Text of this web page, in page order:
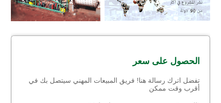
الحصول على سعر
تفضل اترك رسالة هنا! فريق المبيعات المهني سيتصل بك في
أقرب وقت ممكن